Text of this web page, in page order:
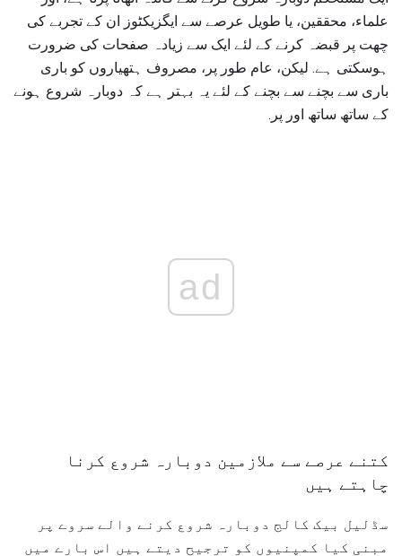
علماء، محققین، یا طویل عرصے سے ایگزیکٹوز ان کے تجربے کی
چھت پر قبضہ کرنے کے لئے ایک سے زیادہ صفحات کی ضرورت
ہوسکتی ہے. لیکن، عام طور پر، مصروف ہتھیاروں کو باری
باری سے بچنے سے بچنے کے لئے یہ بہتر ہے کہ دوبارہ شروع ہونے
کے ساتھ ساتھ اور پر.
ad
کتنے عرصے سے ملازمین دوبارہ شروع کرنا
چاہتے ہیں
سڈلیل بیک کالج دوبارہ شروع کرنے والے سروے پر
مبنی کیا کمپنیوں کو ترجیح دیتے ہیں اس بارے میں